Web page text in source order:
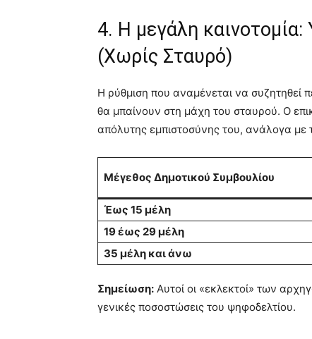
4. Η μεγάλη καινοτομία:
(Χωρίς Σταυρό)
Η ρύθμιση που αναμένεται να συζητηθεί
θα μπαίνουν στη μάχη του σταυρού. Ο
απόλυτης εμπιστοσύνης του, ανάλογα με
Μέγεθος Δημοτικού Συμβουλίου
Έως 15 μέλη
19 έως 29 μέλη
35 μέλη και άνω
Σημείωση: Αυτοί οι «εκλεκτοί» των
γενικές ποσοστώσεις του ψηφοδελτίου.